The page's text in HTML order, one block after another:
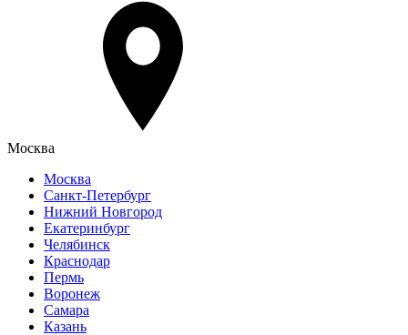
Москва
Москва
Санкт-Петербург
Нижний Новгород
Екатеринбург
Челябинск
Краснодар
Пермь
Воронеж
Самара
Казань